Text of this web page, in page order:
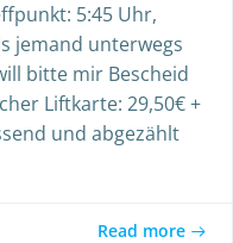
5:45 Uhr,
jemand unterwegs
bitte mir Bescheid
Liftkarte: 29,50€ +
und abgezählt
Read more